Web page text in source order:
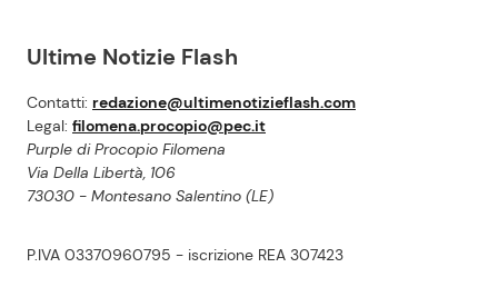
Ultime Notizie Flash
Contatti: redazione@ultimenotizieflash.com
Legal: filomena.procopio@pec.it
Purple di Procopio Filomena
Via Della Libertà, 106
73030 - Montesano Salentino (LE)
P.IVA 03370960795 - iscrizione REA 307423